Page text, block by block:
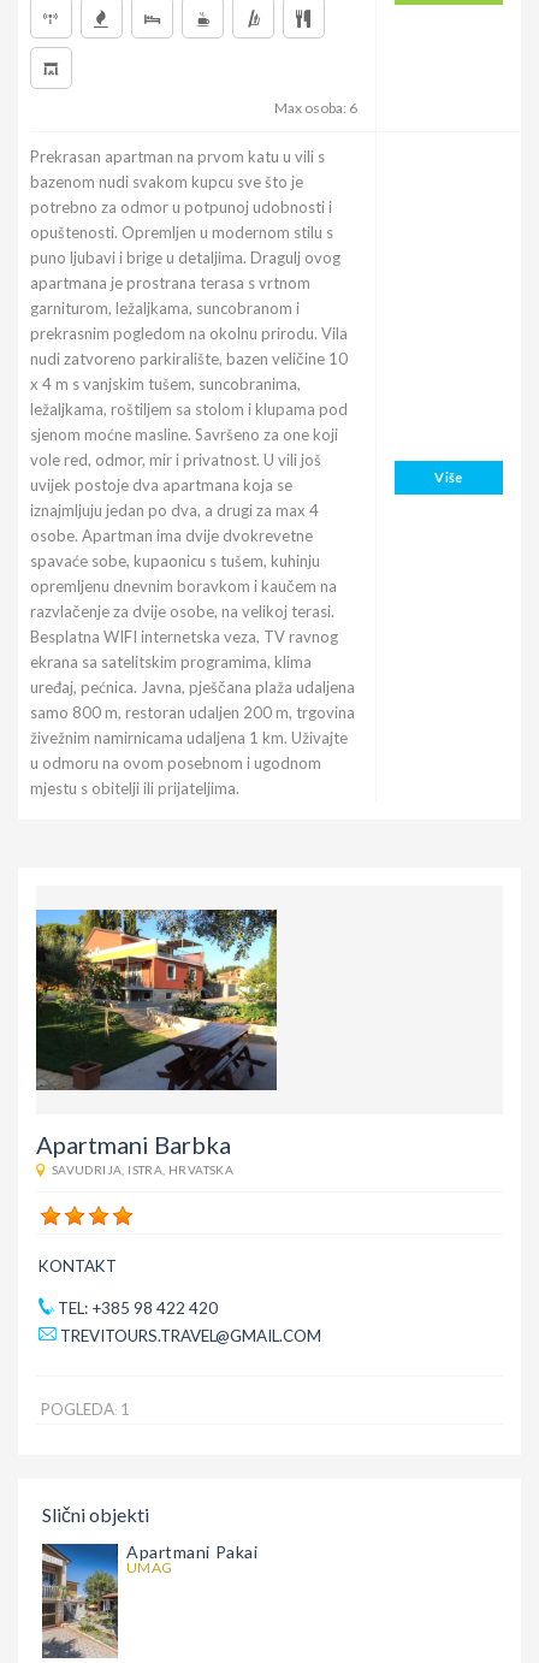
Max osoba: 6
Prekrasan apartman na prvom katu u vili s
bazenom nudi svakom kupcu sve što je
potrebno za odmor u potpunoj udobnosti i
opuštenosti. Opremljen u modernom stilu s
puno ljubavi i brige u detaljima. Dragulj ovog
apartmana je prostrana terasa s vrtnom
garniturom, ležaljkama, suncobranom i
prekrasnim pogledom na okolnu prirodu. Vila
nudi zatvoreno parkiralište, bazen veličine 10
x 4 m s vanjskim tušem, suncobranima,
ležaljkama, roštiljem sa stolom i klupama pod
sjenom moćne masline. Savršeno za one koji
vole red, odmor, mir i privatnost. U vili još
uvijek postoje dva apartmana koja se
iznajmljuju jedan po dva, a drugi za max 4
osobe. Apartman ima dvije dvokrevetne
spavaće sobe, kupaonicu s tušem, kuhinju
opremljenu dnevnim boravkom i kaučem na
razvlačenje za dvije osobe, na velikoj terasi.
Besplatna WIFI internetska veza, TV ravnog
ekrana sa satelitskim programima, klima
uređaj, pećnica. Javna, pješčana plaža udaljena
samo 800 m, restoran udaljen 200 m, trgovina
živežnim namirnicama udaljena 1 km. Uživajte
u odmoru na ovom posebnom i ugodnom
mjestu s obitelji ili prijateljima.
Više
Apartmani Barbka
SAVUDRIJA, ISTRA, HRVATSKA
KONTAKT
TEL: +385 98 422 420
TREVITOURS.TRAVEL@GMAIL.COM
POGLEDA: 1
Slični objekti
Apartmani Pakai
UMAG